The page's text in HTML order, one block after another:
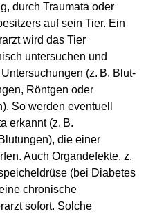
durch Traumata oder
auf sein Tier. Ein
wird das Tier
untersuchen und
(z. B. Blut-
Röntgen oder
So werden eventuell
erkannt (z. B.
die einer
Auch Organ­defekte, z.
(bei Diabetes
chronische
sofort. Solche